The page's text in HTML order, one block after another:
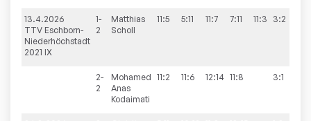
13.4.2026
TTV Eschborn-
Niederhöchstadt
2021 IX
1-
2
Matthias
Scholl
11:5 5:11 11:7 7:11 11:3 3:2
2-
2
Mohamed
Anas
Kodaimati
11:2 11:6 12:14 11:8 3:1